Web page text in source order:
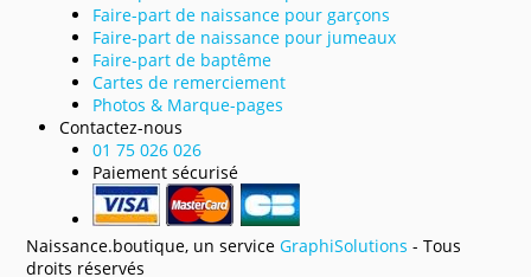
Faire-part de naissance pour garçons
Faire-part de naissance pour jumeaux
Faire-part de baptême
Cartes de remerciement
Photos & Marque-pages
Contactez-nous
01 75 026 026
Paiement sécurisé
Naissance.boutique, un serviceGraphiSolutions - Tous
droits réservés